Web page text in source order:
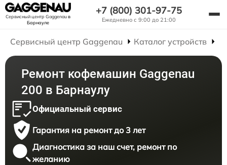
Сервисный центр Gaggenauв
Барнауле
+7 (800) 301-97-75
Ежедневно с 9:00 до 21:00
Сервисный центр Gaggenau Каталог устройств
Ремонт кофемашин Gaggenau
200 в Барнаулу
Официальный сервис
Гарантия на ремонт до 3 лет
Диагностика за наш счет, ремонт по
желанию